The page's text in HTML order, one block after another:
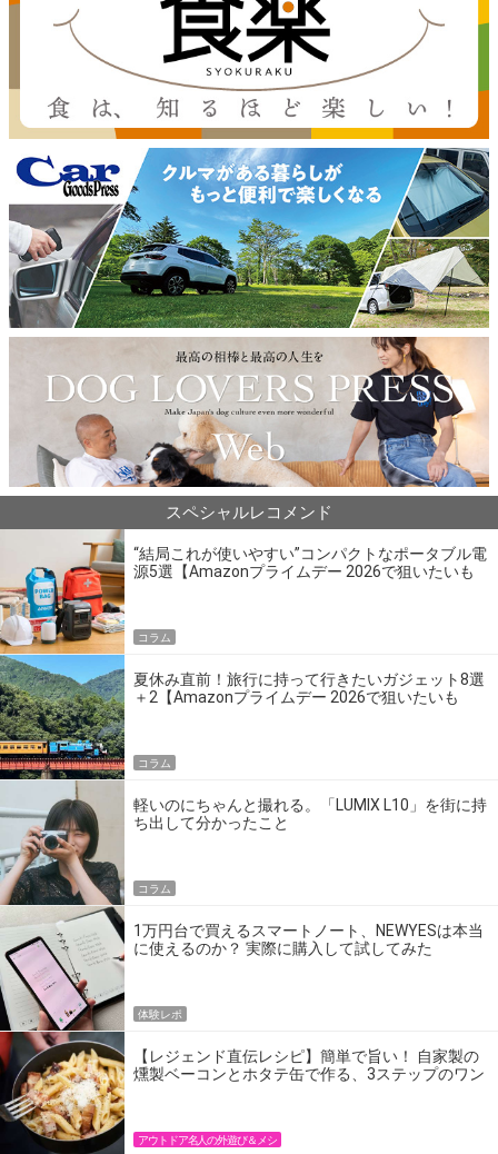
スペシャルレコメンド
“結局これが使いやすい”コンパクトなポータブル電
源5選【Amazonプライムデー 2026で狙いたいも
コラム
夏休み直前！旅行に持って行きたいガジェット8選
＋2【Amazonプライムデー 2026で狙いたいも
コラム
軽いのにちゃんと撮れる。「LUMIX L10」を街に持
ち出して分かったこと
コラム
1万円台で買えるスマートノート、NEWYESは本当
に使えるのか？ 実際に購入して試してみた
体験レポ
【レジェンド直伝レシピ】簡単で旨い！ 自家製の
燻製ベーコンとホタテ缶で作る、3ステップのワン
アウトドア名人の外遊び＆メシ